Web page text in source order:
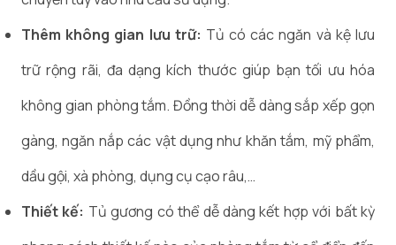
Thêm không gian lưu trữ: Tủ có các ngăn và kệ lưu
trữ rộng rãi, đa dạng kích thước giúp bạn tối ưu hóa
không gian phòng tắm. Đồng thời dễ dàng sắp xếp gọn
gàng, ngăn nắp các vật dụng như khăn tắm, mỹ phẩm,
dầu gội, xà phòng, dụng cụ cạo râu,…
Thiết kế: Tủ gương có thể dễ dàng kết hợp với bất kỳ